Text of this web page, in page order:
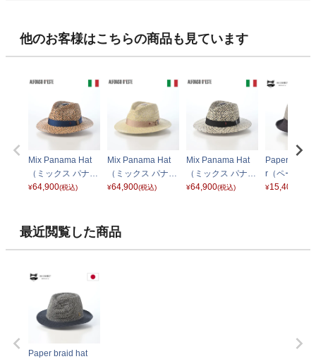
他のお客様はこちらの商品も見ています
Mix Panama Hat
（ミックス パナマ
ハット） ナチュラ
¥64,900(税込)
Mix Panama Hat
（ミックス パナマ
ハット） ライトグ
¥64,900(税込)
Mix Panama Hat
（ミックス パナマ
ハット） スカイブ
¥64,900(税込)
Paper braid
r（ペーパー
ド ボーラー
¥15,400
最近閲覧した商品
Paper braid hat